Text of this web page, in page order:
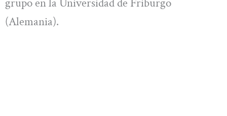
(Alemania).